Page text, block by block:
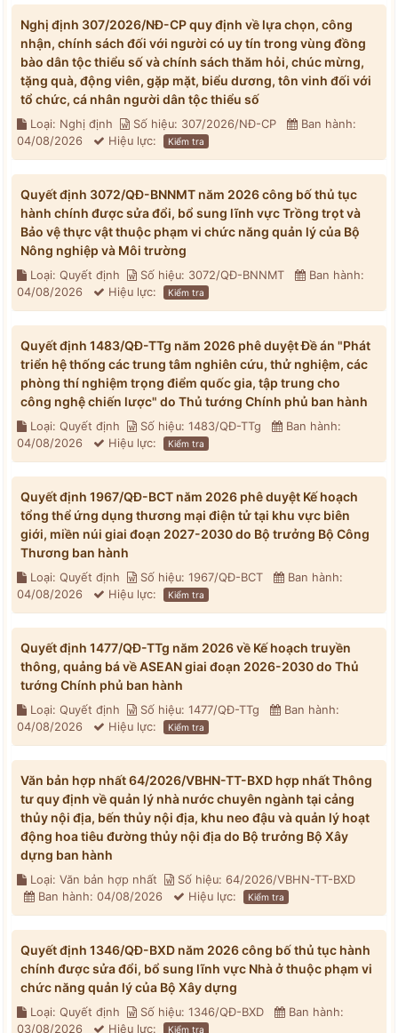
Nghị định 307/2026/NĐ-CP quy định về lựa chọn, công
nhận, chính sách đối với người có uy tín trong vùng đồng
bào dân tộc thiểu số và chính sách thăm hỏi, chúc mừng,
tặng quà, động viên, gặp mặt, biểu dương, tôn vinh đối với
tổ chức, cá nhân người dân tộc thiểu số
Loại: Nghị định Số hiệu: 307/2026/NĐ-CP
Ban hành:
04/08/2026
Hiệu lực: Kiểm tra
Quyết định 3072/QĐ-BNNMT năm 2026 công bố thủ tục
hành chính được sửa đổi, bổ sung lĩnh vực Trồng trọt và
Bảo vệ thực vật thuộc phạm vi chức năng quản lý của Bộ
Nông nghiệp và Môi trường
Loại: Quyết định Số hiệu: 3072/QĐ-BNNMT
Ban hành:
04/08/2026
Hiệu lực: Kiểm tra
Quyết định 1483/QĐ-TTg năm 2026 phê duyệt Đề án "Phát
triển hệ thống các trung tâm nghiên cứu, thử nghiệm, các
phòng thí nghiệm trọng điểm quốc gia, tập trung cho
công nghệ chiến lược" do Thủ tướng Chính phủ ban hành
Loại: Quyết định Số hiệu: 1483/QĐ-TTg
Ban hành:
04/08/2026
Hiệu lực: Kiểm tra
Quyết định 1967/QĐ-BCT năm 2026 phê duyệt Kế hoạch
tổng thể ứng dụng thương mại điện tử tại khu vực biên
giới, miền núi giai đoạn 2027-2030 do Bộ trưởng Bộ Công
Thương ban hành
Loại: Quyết định Số hiệu: 1967/QĐ-BCT
Ban hành:
04/08/2026
Hiệu lực: Kiểm tra
Quyết định 1477/QĐ-TTg năm 2026 về Kế hoạch truyền
thông, quảng bá về ASEAN giai đoạn 2026-2030 do Thủ
tướng Chính phủ ban hành
Loại: Quyết định Số hiệu: 1477/QĐ-TTg
Ban hành:
04/08/2026
Hiệu lực: Kiểm tra
Văn bản hợp nhất 64/2026/VBHN-TT-BXD hợp nhất Thông
tư quy định về quản lý nhà nước chuyên ngành tại cảng
thủy nội địa, bến thủy nội địa, khu neo đậu và quản lý hoạt
động hoa tiêu đường thủy nội địa do Bộ trưởng Bộ Xây
dựng ban hành
Loại: Văn bản hợp nhất
Số hiệu: 64/2026/VBHN-TT-BXD
Ban hành: 04/08/2026
Hiệu lực: Kiểm tra
Quyết định 1346/QĐ-BXD năm 2026 công bố thủ tục hành
chính được sửa đổi, bổ sung lĩnh vực Nhà ở thuộc phạm vi
chức năng quản lý của Bộ Xây dựng
Loại: Quyết định Số hiệu: 1346/QĐ-BXD
Ban hành:
03/08/2026
Hiệu lực: Kiểm tra